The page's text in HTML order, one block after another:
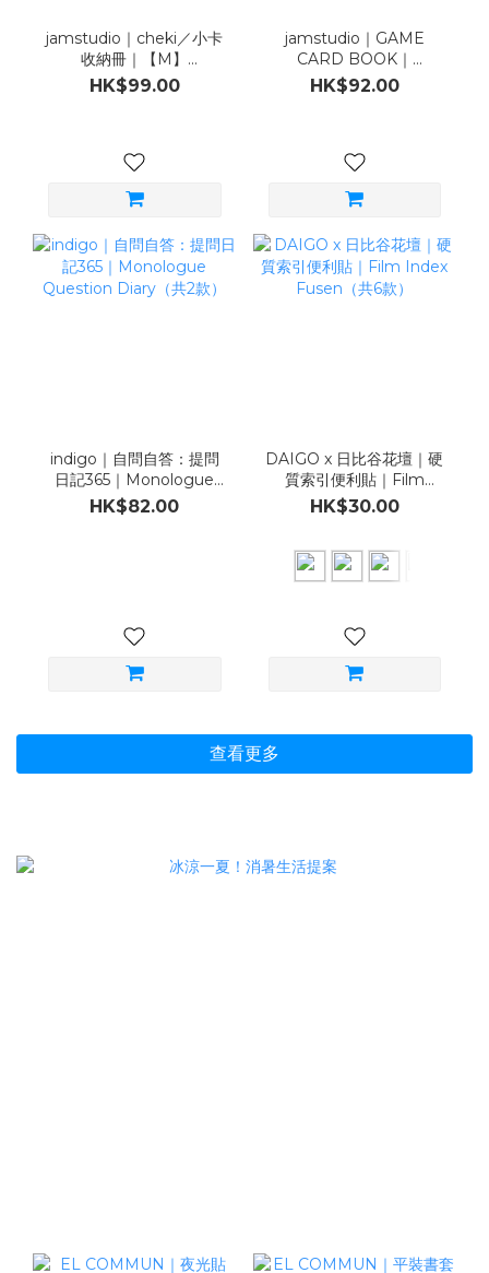
jamstudio｜cheki／小卡
收納冊｜【M】
Photocard Book
ver.2（共3款）
HK$99.00
jamstudio｜GAME
CARD BOOK｜
MOAMOA SERIES
ver.4（共3款）
HK$92.00
indigo｜自問自答：提問
日記365｜Monologue
Question Diary（共2
款）
HK$82.00
DAIGO x 日比谷花壇｜硬
質索引便利貼｜Film
Index Fusen（共6款）
HK$30.00
查看更多